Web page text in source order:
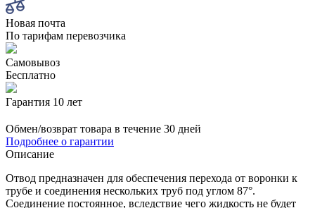
Новая почта
По тарифам перевозчика
Самовывоз
Бесплатно
Гарантия 10 лет
Обмен/возврат товара в течение 30 дней
Подробнее о гарантии
Описание
Отвод предназначен для обеспечения перехода от воронки к
трубе и соединения нескольких труб под углом 87°.
Соединение постоянное, вследствие чего жидкость не будет